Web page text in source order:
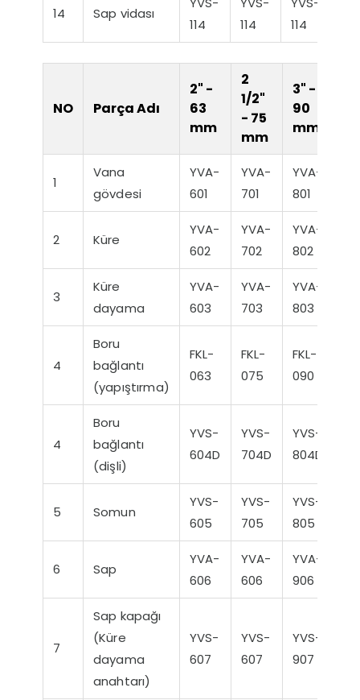
14 Sap vidası
114
114
114
NO Parça Adı
2" -
63
mm
2
1/2"
- 75
mm
3" -
90
mm
1
Vana
gövdesi
YVA-
601
YVA-
701
YVA-
801
2 Küre
YVA-
602
YVA-
702
YVA-
802
3
Küre
dayama
YVA-
603
YVA-
703
YVA-
803
4
Boru
bağlantı
(yapıştırma)
FKL-
063
FKL-
075
FKL-
090
4
Boru
bağlantı
(dişli)
YVS-
604D
YVS-
704D
YVS-
804D
5 Somun
YVS-
605
YVS-
705
YVS-
805
6 Sap
YVA-
606
YVA-
606
YVA-
906
7
Sap kapağı
(Küre
dayama
anahtarı)
YVS-
607
YVS-
607
YVS-
907